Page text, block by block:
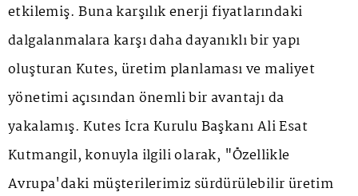
etkilemiş. Buna karşılık enerji fiyatlarındaki
dalgalanmalara karşı daha dayanıklı bir yapı
oluşturan Kutes, üretim planlaması ve maliyet
yönetimi açısından önemli bir avantajı da
yakalamış. Kutes İcra Kurulu Başkanı Ali Esat
Kutmangil, konuyla ilgili olarak, "Özellikle
Avrupa'daki müşterilerimiz sürdürülebilir üretim